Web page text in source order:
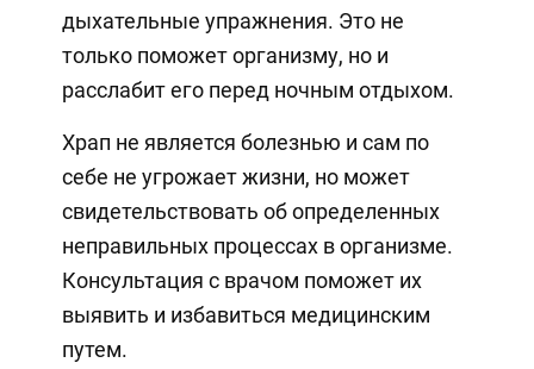
дыхательные упражнения. Это не
только поможет организму, но и
расслабит его перед ночным отдыхом.
Храп не является болезнью и сам по
себе не угрожает жизни, но может
свидетельствовать об определенных
неправильных процессах в организме.
Консультация с врачом поможет их
выявить и избавиться медицинским
путем.